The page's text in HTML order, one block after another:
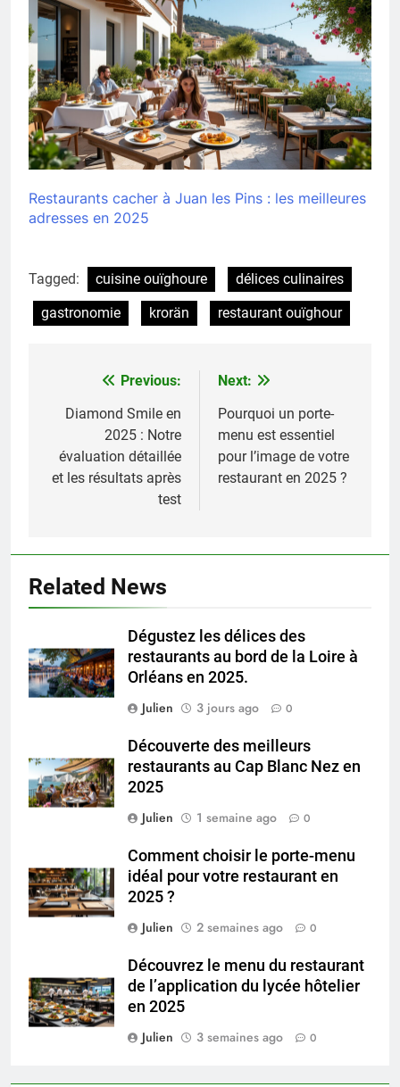
Restaurants cacher à Juan les Pins : les meilleures
adresses en 2025
Tagged: cuisine ouïghoure
délices culinaires
gastronomie
krorän restaurant ouïghour
Navigation
de
l’article
Previous:
Diamond Smile en
2025 : Notre
évaluation détaillée
et les résultats après
test
Next:
Pourquoi un porte-
menu est essentiel
pour l’image de votre
restaurant en 2025 ?
Related News
Dégustez les délices des
restaurants au bord de la Loire à
Orléans en 2025.
Julien
3 jours ago 0
Découverte des meilleurs
restaurants au Cap Blanc Nez en
2025
Julien
1 semaine ago 0
Comment choisir le porte-menu
idéal pour votre restaurant en
2025 ?
Julien
2 semaines ago 0
Découvrez le menu du restaurant
de l’application du lycée hôtelier
en 2025
Julien
3 semaines ago 0